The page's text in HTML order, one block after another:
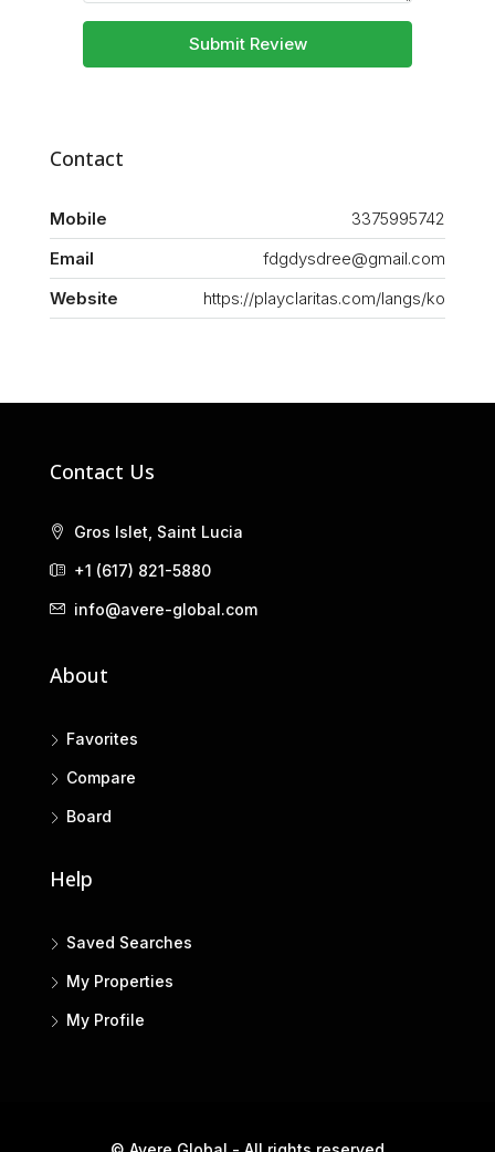
Submit Review
Contact
Mobile
3375995742
Email
fdgdysdree@gmail.com
Website
https://playclaritas.com/langs/ko
Contact Us
Gros Islet, Saint Lucia
+1 (617) 821-5880
info@avere-global.com
About
Favorites
Compare
Board
Help
Saved Searches
My Properties
My Profile